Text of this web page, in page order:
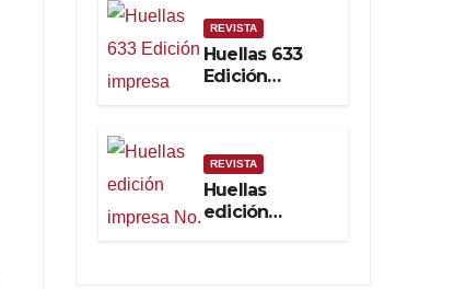
REVISTA
Huellas 633
Edición
REVISTA
Huellas
edición